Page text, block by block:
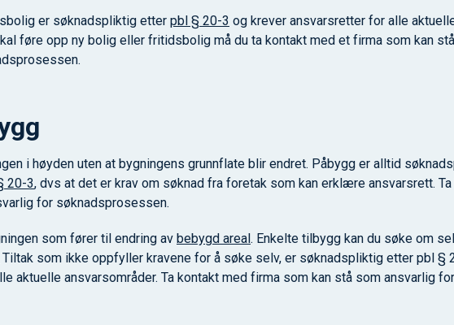
er søknadspliktig etter pbl § 20-3 og krever ansvarsretter for alle
føre opp ny bolig eller fritidsbolig må du ta kontakt med et firma som kan
i høyden uten at bygningens grunnflate blir endret. Påbygg er alltid
20-3, dvs at det er krav om søknad fra foretak som kan erklære ansvarsrett.
for søknadsprosessen.
som fører til endring av bebygd areal. Enkelte tilbygg kan du søke om
Tiltak som ikke oppfyller kravene for å søke selv, er søknadspliktig etter pbl §
aktuelle ansvarsområder. Ta kontakt med firma som kan stå som ansvarlig for